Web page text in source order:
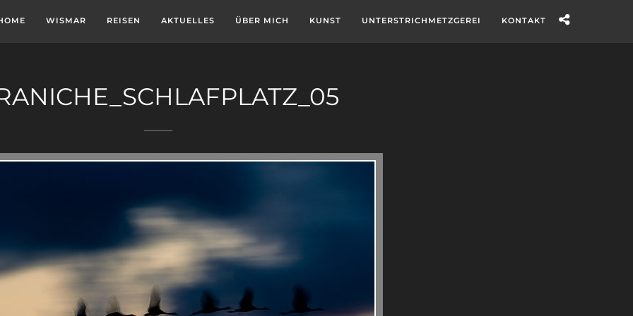
WISMAR REISEN AKTUELLES ÜBER MICH KUNST UNTERSTRICHMETZGEREI KONTAKT